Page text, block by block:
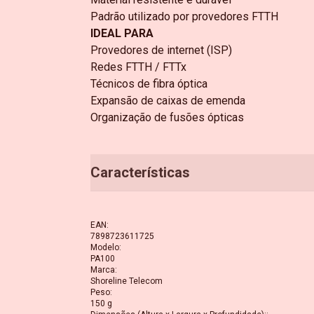
Padrão utilizado por provedores FTTH
IDEAL PARA
Provedores de internet (ISP)
Redes FTTH / FTTx
Técnicos de fibra óptica
Expansão de caixas de emenda
Organização de fusões ópticas
Características
EAN :
7898723611725
Modelo:
PA100
Marca:
Shoreline Telecom
Peso:
150 g